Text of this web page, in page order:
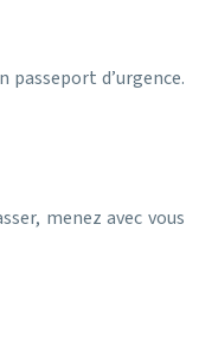
d’urgence.
menez avec vous